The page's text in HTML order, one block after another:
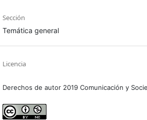
Sección
Temática general
Licencia
Derechos de autor 2019 Comunicación y